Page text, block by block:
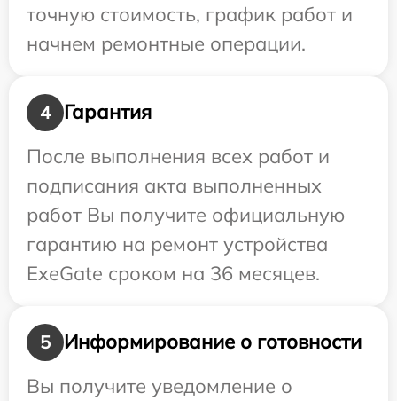
точную стоимость, график работ и
начнем ремонтные операции.
4
Гарантия
После выполнения всех работ и
подписания акта выполненных
работ Вы получите официальную
гарантию на ремонт устройства
ExeGate сроком на 36 месяцев.
5
Информирование о готовности
Вы получите уведомление о